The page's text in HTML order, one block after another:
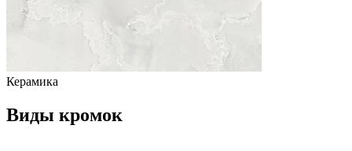
Керамика
Виды кромок